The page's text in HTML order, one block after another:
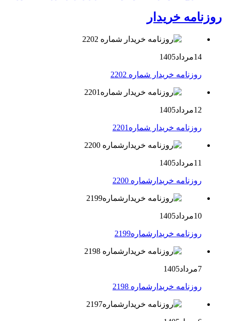
روزنامه خریدار
14مرداد1405
روزنامه خریدار شماره 2202
12مرداد1405
روزنامه خریدار شماره2201
11مرداد1405
روزنامه خریدارشماره 2200
10مرداد1405
روزنامه خریدارشماره2199
7مرداد1405
روزنامه خریدارشماره 2198